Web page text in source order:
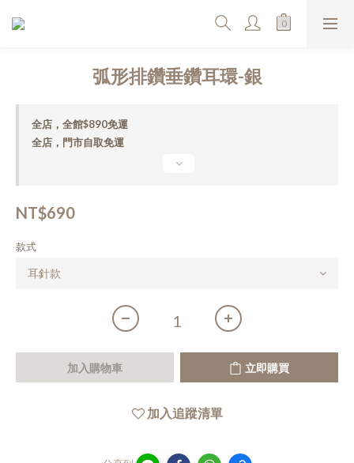
弧形排鑽垂鑽耳環-銀
全店，全館$890免運
全店，門市自取免運
NT$690
款式
加入購物車 立即購買
加入追蹤清單